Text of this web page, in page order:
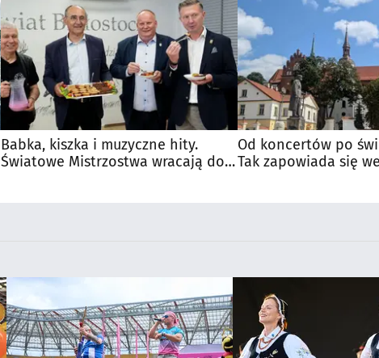
Babka, kiszka i muzyczne hity.
Światowe Mistrzostwa wracają do
Od koncertów po
Tak zapowiada się